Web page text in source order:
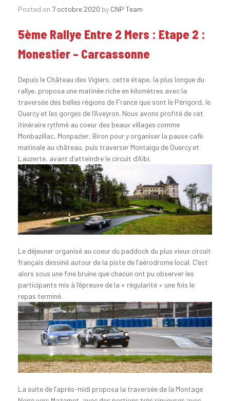
Posted on 7 octobre 2020 by CNP Team
5ème Rallye Entre 2 Mers : Etape 2 :
Monestier – Carcassonne
Depuis le Château des Vigiers, cette étape, la plus longue du
rallye, proposa une matinée riche en kilomètres avec la
traversée des belles régions de France que sont le Périgord, le
Quercy et les gorges de l’Aveyron. Nous avons profité de cet
itinéraire rythmé au coeur des beaux villages comme
Monbazillac, Monpazier, Biron pour y organiser la pause café
matinale au château, puis traverser Montaigu de Quercy et
Lauzerte, avant d’atteindre le circuit d’Albi.
Le déjeuner organisé au coeur du paddock du plus vieux circuit
français dessiné autour de la piste de l’aérodrome local. C’est
alors sous une fine bruine que chacun ont pu observer les
participants mis à l’épreuve de la « régularité » une fois le
repas terminé.
La suite de l’après-midi proposa la traversée de la Montage